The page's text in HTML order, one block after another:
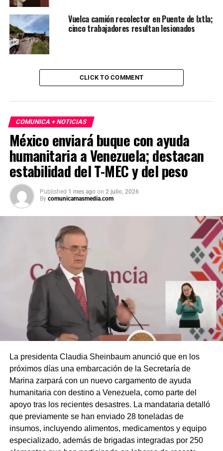
Vuelca camión recolector en Puente de Ixtla;
cinco trabajadores resultan lesionados
CLICK TO COMMENT
COMUNICA + NOTICIAS
México enviará buque con ayuda
humanitaria a Venezuela; destacan
estabilidad del T-MEC y del peso
Published 1 mes ago on 2 julio, 2026
By comunicamasmedia.com
La presidenta Claudia Sheinbaum anunció que en los
próximos días una embarcación de la Secretaría de
Marina zarpará con un nuevo cargamento de ayuda
humanitaria con destino a Venezuela, como parte del
apoyo tras los recientes desastres. La mandataria detalló
que previamente se han enviado 28 toneladas de
insumos, incluyendo alimentos, medicamentos y equipo
especializado, además de brigadas integradas por 250